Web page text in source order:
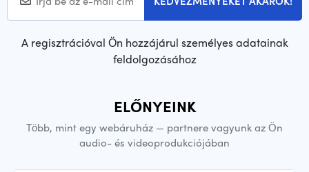
A regisztrációval Ön hozzájárul személyes adatainak
feldolgozásához
ELŐNYEINK
Több, mint egy webáruház — partnere vagyunk az Ön
audio- és videoprodukciójában